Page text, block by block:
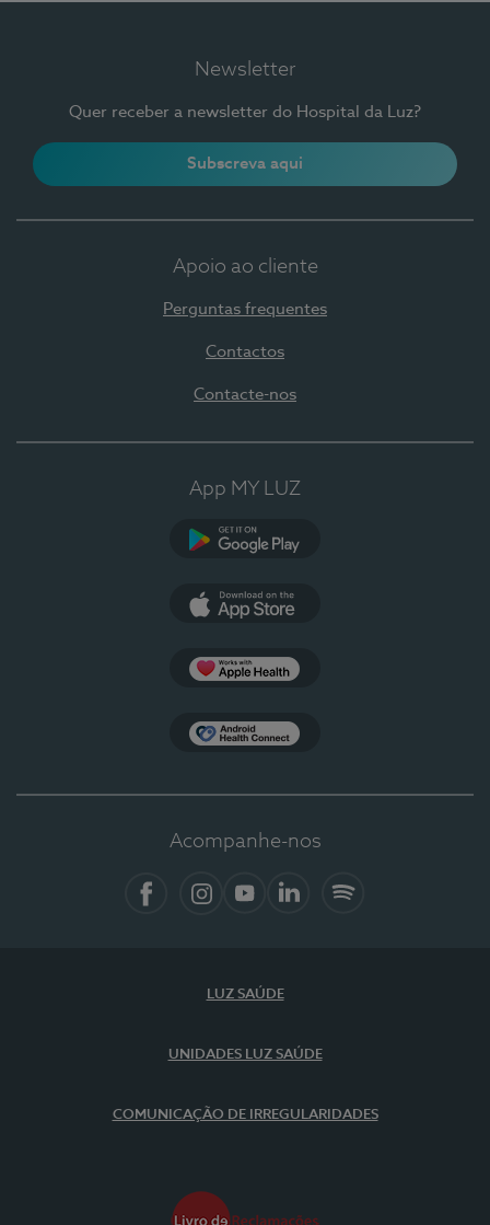
Newsletter
Quer receber a newsletter do Hospital da Luz?
Subscreva aqui
Apoio ao cliente
Perguntas frequentes
Contactos
Contacte-nos
App MY LUZ
Acompanhe-nos
LUZ SAÚDE
UNIDADES LUZ SAÚDE
COMUNICAÇÃO DE IRREGULARIDADES